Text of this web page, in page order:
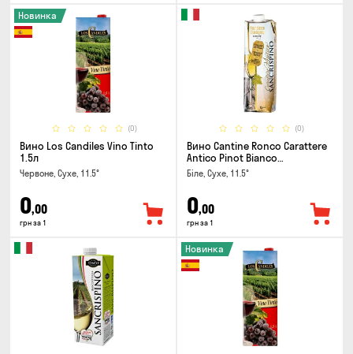
(0)
Новинка
Вино Los Candiles Vino Tinto
1.5л
Червоне, Сухе, 11.5°
0,00
грн за 1
(0)
Вино Cantine Ronco Carattere
Antico Pinot Bianco
Chardonnay Rubicone IGT 1л
Біле, Сухе, 11.5°
0,00
грн за 1
Новинка